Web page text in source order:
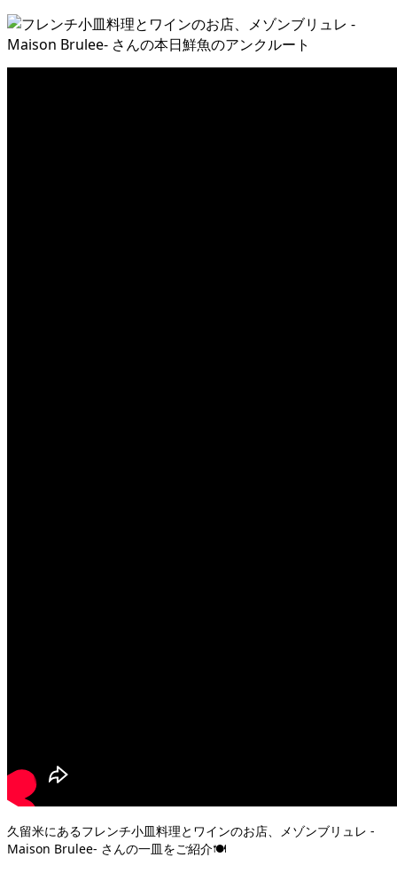
久留米にあるフレンチ小皿料理とワインのお店、メゾンブリュレ -
Maison Brulee- さんの一皿をご紹介🍽️